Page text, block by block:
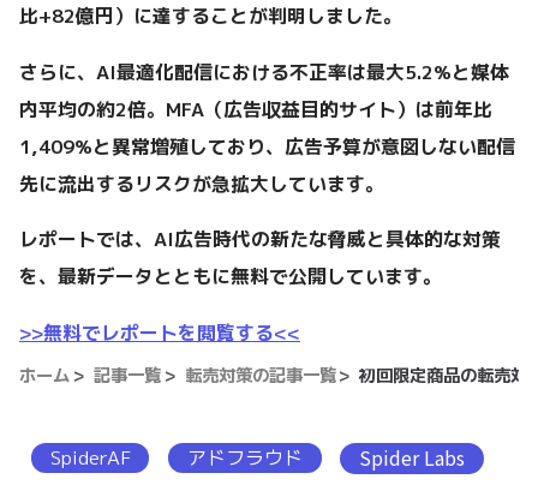
比+82億円）に達することが判明しました。
さらに、AI最適化配信における不正率は最大5.2%と媒体
内平均の約2倍。MFA（広告収益目的サイト）は前年比
1,409%と異常増殖しており、広告予算が意図しない配信
先に流出するリスクが急拡大しています。
レポートでは、AI広告時代の新たな脅威と具体的な対策
を、最新データとともに無料で公開しています。
>>無料でレポートを閲覧する<<
ホーム 記事一覧 転売対策の記事一覧 初回限定商品の転売対
SpiderAF アドフラウド Spider Labs